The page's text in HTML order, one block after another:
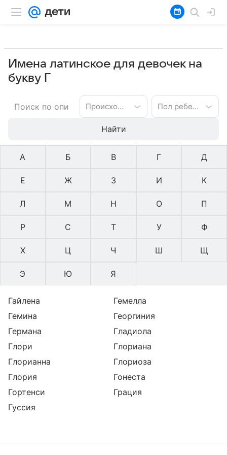
Имена латинское для девочек на
букву Г
Происхождение имени Пол ребенка
Найти
А Б В Г Д
Е Ж З И К
Л М Н О П
Р С Т У Ф
Х Ц Ч Ш Щ
Э Ю Я
Гайлена
Гемелла
Гемина
Георгиния
Германа
Гладиола
Глори
Глориана
Глорианна
Глориоза
Глория
Гонеста
Гортенси
Грация
Гуссия